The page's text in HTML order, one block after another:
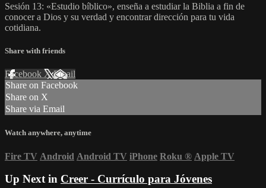
Sesión 13: «Estudio bíblico», enseña a estudiar la Biblia a fin de
conocer a Dios y su verdad y encontrar dirección para tu vida
cotidiana.
Share with friends
Facebook XEmail
Share on Facebook
Share on X
Share via Email
Watch anywhere, anytime
Fire TV Android Android TV iPhone Roku ® Apple TV
Up Next in Creer - Currículo para Jóvenes